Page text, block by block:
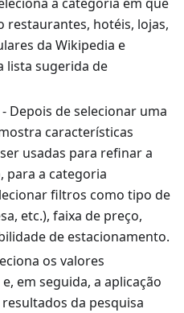
restaurantes, hotéis, lojas,
da Wikipedia e
lista sugerida de
- Depois de selecionar uma
características
usadas para refinar a
para a categoria
filtros como tipo de
etc.), faixa de preço,
de estacionamento.
os valores
em seguida, a aplicação
da pesquisa